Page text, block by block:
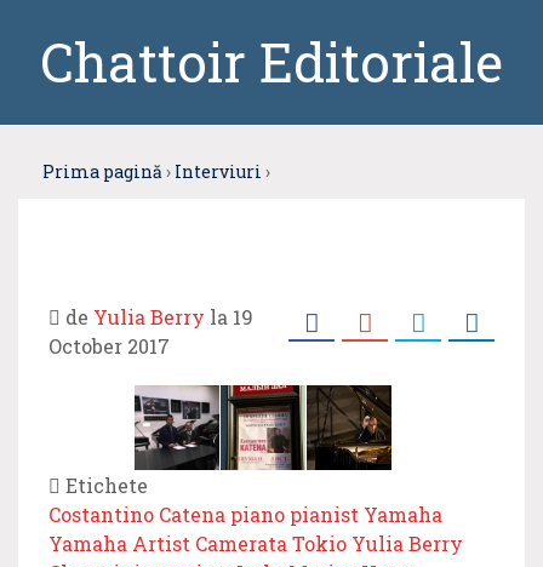
Chattoir Editoriale
Prima pagină› Interviuri ›
de Yulia Berry la 19
October 2017
Etichete
Costantino Catena piano pianist Yamaha
Yamaha Artist Camerata Tokio Yulia Berry